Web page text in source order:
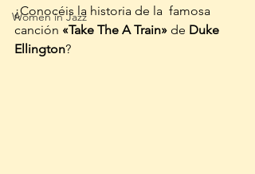
Women in Jazz
¿Conocéis la historia de la  famosa
canción «Take The A Train» de Duke
Ellington?